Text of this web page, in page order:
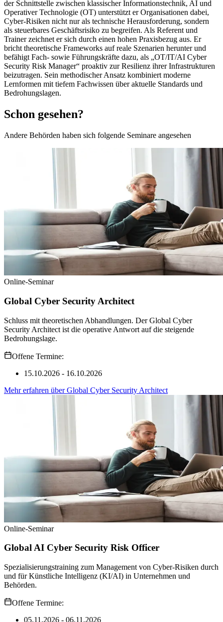
der Schnittstelle zwischen klassischer Informationstechnik, AI und
Operativer Technologie (OT) unterstützt er Organisationen dabei,
Cyber-Risiken nicht nur als technische Herausforderung, sondern
als steuerbares Geschäftsrisiko zu begreifen. Als Referent und
Trainer zeichnet er sich durch einen hohen Praxisbezug aus. Er
bricht theoretische Frameworks auf reale Szenarien herunter und
befähigt Fach- sowie Führungskräfte dazu, als „OT/IT/AI Cyber
Security Risk Manager“ proaktiv zur Resilienz ihrer Infrastrukturen
beizutragen. Sein methodischer Ansatz kombiniert moderne
Lernformen mit tiefem Fachwissen über aktuelle Standards und
Bedrohungslagen.
Schon gesehen?
Andere Behörden haben sich folgende Seminare angesehen
Online-Seminar
Global Cyber Security Architect
Schluss mit theoretischen Abhandlungen. Der Global Cyber
Security Architect ist die operative Antwort auf die steigende
Bedrohungslage.
Offene Termine:
15.10.2026 - 16.10.2026
Mehr erfahren überGlobal Cyber Security Architect
Online-Seminar
Global AI Cyber Security Risk Officer
Spezialisierungstraining zum Management von Cyber-Risiken durch
und für Künstliche Intelligenz (KI/AI) in Unternehmen und
Behörden.
Offene Termine:
05.11.2026 - 06.11.2026